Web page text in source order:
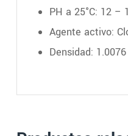
PH a 25°C: 12 –
Agente activo:
Densidad: